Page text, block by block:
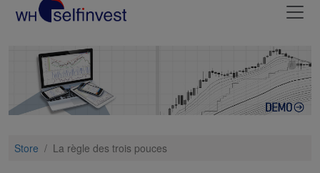
Store / La règle des trois pouces